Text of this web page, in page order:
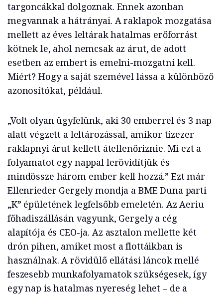
targoncákkal dolgoznak. Ennek azonban
megvannak a hátrányai. A raklapok mozgatása
mellett az éves leltárak hatalmas erőforrást
kötnek le, ahol nemcsak az árut, de adott
esetben az embert is emelni-mozgatni kell.
Miért? Hogy a saját szemével lássa a különböző
azonosítókat, például.
„Volt olyan ügyfelünk, aki 30 emberrel és 3 nap
alatt végzett a leltározással, amikor tízezer
raklapnyi árut kellett átellenőriznie. Mi ezt a
folyamatot egy nappal lerövidítjük és
mindössze három ember kell hozzá.” Ezt már
Ellenrieder Gergely mondja a BME Duna parti
„K” épületének legfelsőbb emeletén. Az Aeriu
főhadiszállásán vagyunk, Gergely a cég
alapítója és CEO-ja. Az asztalon mellette két
drón pihen, amiket most a flottáikban is
használnak. A rövidülő ellátási láncok mellé
feszesebb munkafolyamatok szükségesek, így
egy nap is hatalmas nyereség lehet – de a